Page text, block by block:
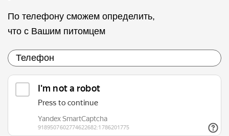
По телефону сможем определить,
что с Вашим питомцем